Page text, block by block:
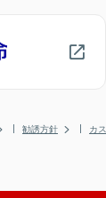
勧誘方針 カ